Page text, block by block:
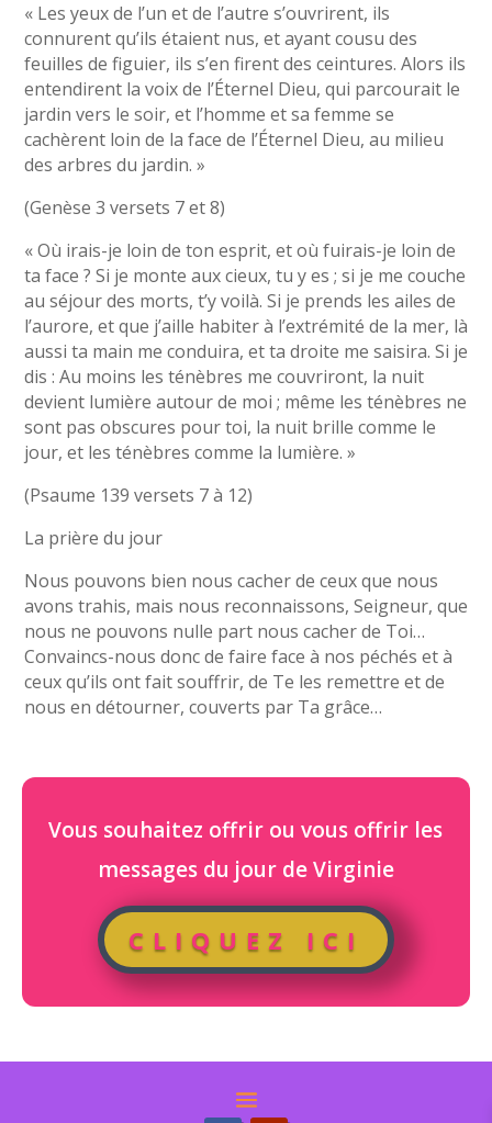
« Les yeux de l’un et de l’autre s’ouvrirent, ils
connurent qu’ils étaient nus, et ayant cousu des
feuilles de figuier, ils s’en firent des ceintures. Alors ils
entendirent la voix de l’Éternel Dieu, qui parcourait le
jardin vers le soir, et l’homme et sa femme se
cachèrent loin de la face de l’Éternel Dieu, au milieu
des arbres du jardin. »
(Genèse 3 versets 7 et 8)
« Où irais-je loin de ton esprit, et où fuirais-je loin de
ta face ? Si je monte aux cieux, tu y es ; si je me couche
au séjour des morts, t’y voilà. Si je prends les ailes de
l’aurore, et que j’aille habiter à l’extrémité de la mer, là
aussi ta main me conduira, et ta droite me saisira. Si je
dis : Au moins les ténèbres me couvriront, la nuit
devient lumière autour de moi ; même les ténèbres ne
sont pas obscures pour toi, la nuit brille comme le
jour, et les ténèbres comme la lumière. »
(Psaume 139 versets 7 à 12)
La prière du jour
Nous pouvons bien nous cacher de ceux que nous
avons trahis, mais nous reconnaissons, Seigneur, que
nous ne pouvons nulle part nous cacher de Toi…
Convaincs-nous donc de faire face à nos péchés et à
ceux qu’ils ont fait souffrir, de Te les remettre et de
nous en détourner, couverts par Ta grâce…
Vous souhaitez offrir ou vous offrir les
messages du jour de Virginie
CLIQUEZ ICI